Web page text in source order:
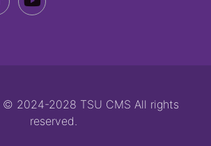
2024-2028 TSU CMS All rights
reserved.